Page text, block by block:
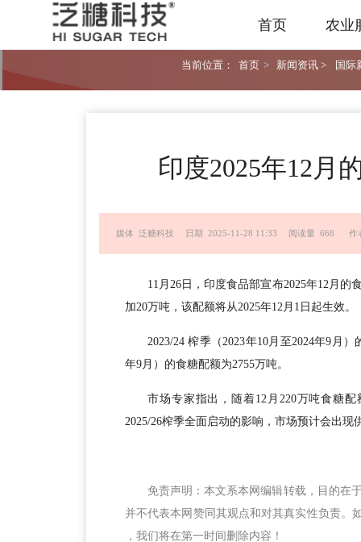
首页 农业
当前位置： 首页 > 新闻资讯 > 国际
印度2025年12月
媒体 泛糖科技 日期 2025-11-28 11:33 阅读量 668 作
11月26日，印度食品部宣布2025年12月的
加20万吨，该配额将从2025年12月1日起生效。
2023/24 榨季（2023年10月至2024年9月
年9月）的食糖配额为2755万吨。
市场专家指出，随着12月220万吨食糖
2025/26榨季全面启动的影响，市场预计会出现
免责声明：本文系本网编辑转载，目的在
并不代表本网赞同其观点和对其真实性负责。
，我们将在第一时间删除内容！